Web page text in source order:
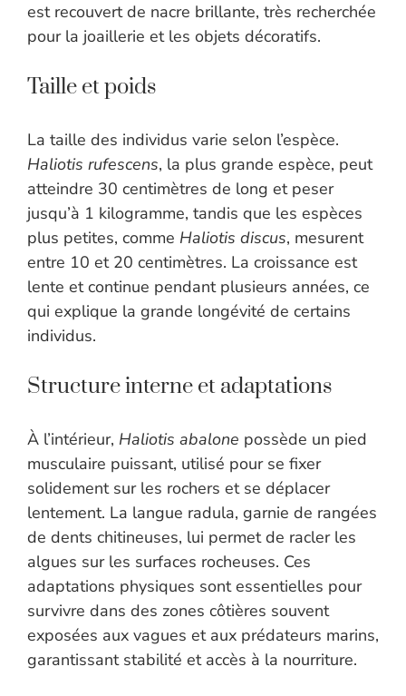
est recouvert de nacre brillante, très recherchée
pour la joaillerie et les objets décoratifs.
Taille et poids
La taille des individus varie selon l’espèce.
Haliotis rufescens, la plus grande espèce, peut
atteindre 30 centimètres de long et peser
jusqu’à 1 kilogramme, tandis que les espèces
plus petites, comme Haliotis discus, mesurent
entre 10 et 20 centimètres. La croissance est
lente et continue pendant plusieurs années, ce
qui explique la grande longévité de certains
individus.
Structure interne et adaptations
À l’intérieur, Haliotis abalone possède un pied
musculaire puissant, utilisé pour se fixer
solidement sur les rochers et se déplacer
lentement. La langue radula, garnie de rangées
de dents chitineuses, lui permet de racler les
algues sur les surfaces rocheuses. Ces
adaptations physiques sont essentielles pour
survivre dans des zones côtières souvent
exposées aux vagues et aux prédateurs marins,
garantissant stabilité et accès à la nourriture.